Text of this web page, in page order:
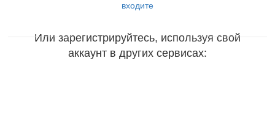
входите
Или зарегистрируйтесь, используя свой
аккаунт в других сервисах: